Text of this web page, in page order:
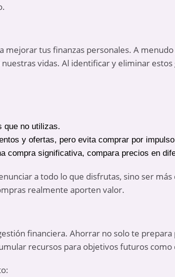
mejorar tus finanzas personales. A
vidas. Al identificar y eliminar
que no utilizas.
y ofertas, pero evita comprar por
compra significativa, compara precios en
a todo lo que disfrutas, sino ser
realmente aporten valor.
financiera. Ahorrar no solo te
recursos para objetivos futuros como